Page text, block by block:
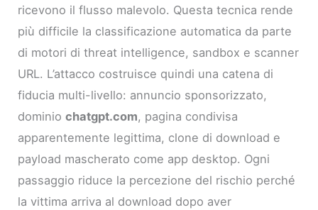
ricevono il flusso malevolo. Questa tecnica rende
più difficile la classificazione automatica da parte
di motori di threat intelligence, sandbox e scanner
URL. L’attacco costruisce quindi una catena di
fiducia multi-livello: annuncio sponsorizzato,
dominiochatgpt.com, pagina condivisa
apparentemente legittima, clone di download e
payload mascherato come app desktop. Ogni
passaggio riduce la percezione del rischio perché
la vittima arriva al download dopo aver